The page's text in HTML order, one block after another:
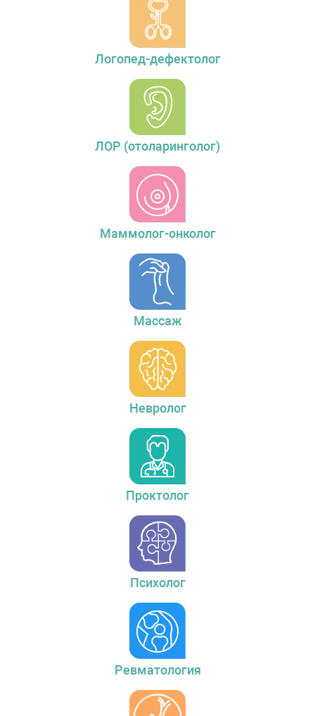
Логопед-дефектолог
ЛОР (отоларинголог)
Маммолог-онколог
Массаж
Невролог
Проктолог
Психолог
Ревматология